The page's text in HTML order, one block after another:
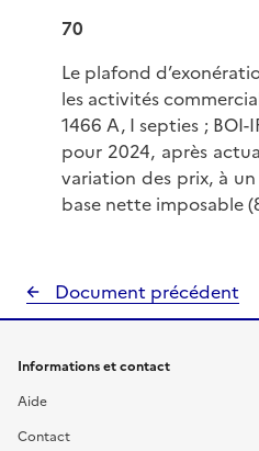
70
Le plafond
les activités
1466 A, I septies ; BOI-
pour 2024, après
variation des prix, à
base nette imposable
Document précédent
Informations et contact
Aide
Contact